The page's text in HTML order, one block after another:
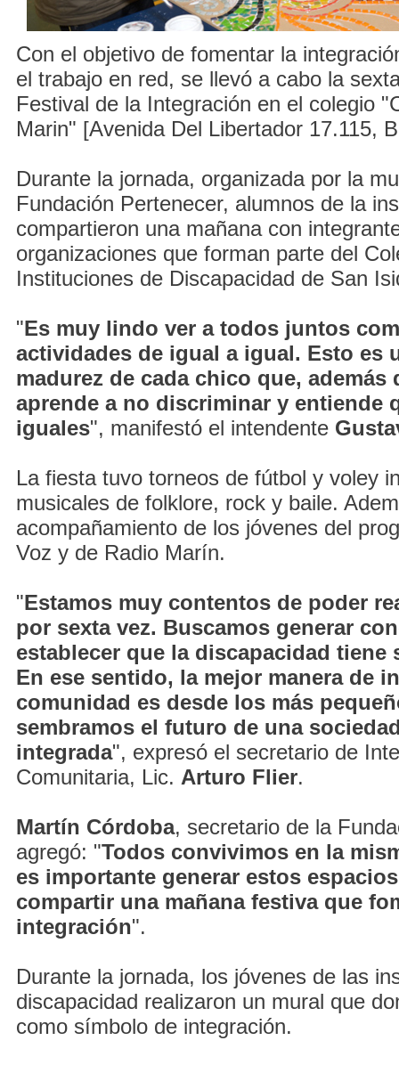
Con el objetivo de fomentar la
el trabajo en red, se llevó a cabo la
Festival de la Integración en el colegio
Marin" [Avenida Del Libertador 17.115,
Durante la jornada, organizada por la
Fundación Pertenecer, alumnos de la
compartieron una mañana con
organizaciones que forman parte del
Instituciones de Discapacidad de San
"Es muy lindo ver a todos juntos
actividades de igual a igual. Esto es
madurez de cada chico que, además
aprende a no discriminar y entiende
iguales", manifestó el intendente
La fiesta tuvo torneos de fútbol y voley
musicales de folklore, rock y baile.
acompañamiento de los jóvenes del
Voz y de Radio Marín.
"Estamos muy contentos de poder
por sexta vez. Buscamos generar
establecer que la discapacidad tiene
En ese sentido, la mejor manera de
comunidad es desde los más
sembramos el futuro de una
integrada", expresó el secretario de
Comunitaria, Lic. Arturo Flier.
Martín Córdoba, secretario de la
agregó: "Todos convivimos en la
es importante generar estos
compartir una mañana festiva que
integración".
Durante la jornada, los jóvenes de las
discapacidad realizaron un mural que
como símbolo de integración.